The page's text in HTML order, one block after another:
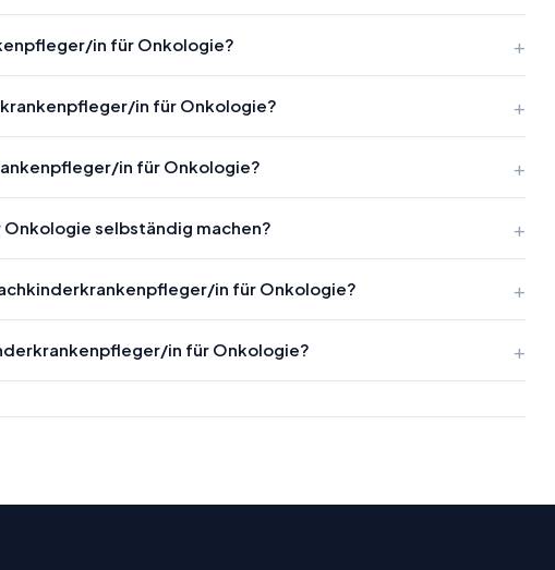
in für Onkologie?
in für Onkologie?
in für Onkologie?
selbständig machen?
in für Onkologie?
in für Onkologie?